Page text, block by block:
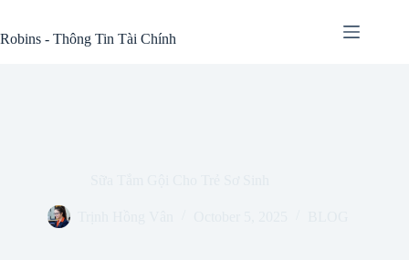
content
Robins - Thông Tin Tài Chính